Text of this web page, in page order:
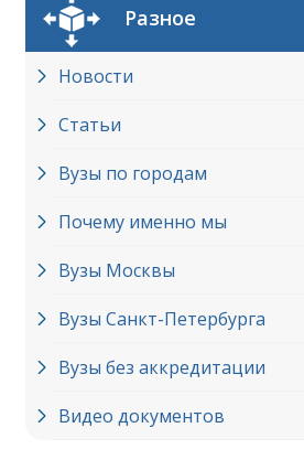
Разное
Новости
Статьи
Вузы по городам
Почему именно мы
Вузы Москвы
Вузы Cанкт-Петербурга
Вузы без аккредитации
Видео документов